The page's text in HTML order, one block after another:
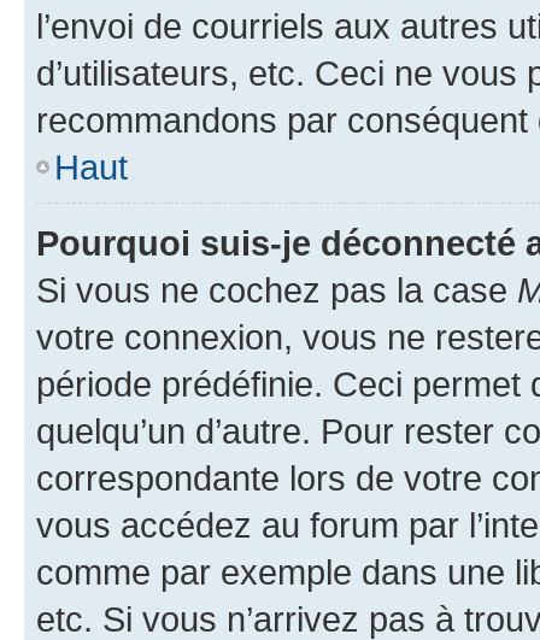
l’envoi de courriels aux autres
d’utilisateurs, etc. Ceci ne vous
recommandons par conséquent
Haut
Pourquoi suis-je déconnecté
Si vous ne cochez pas la case
votre connexion, vous ne
période prédéfinie. Ceci permet
quelqu’un d’autre. Pour rester
correspondante lors de votre
vous accédez au forum par
comme par exemple dans une
etc. Si vous n’arrivez pas à